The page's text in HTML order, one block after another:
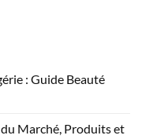
: Guide Beauté
Marché, Produits et